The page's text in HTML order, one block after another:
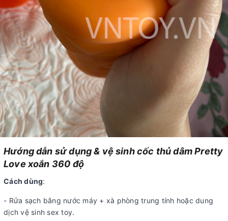
Hướng dẫn sử dụng & vệ sinh cốc thủ dâm Pretty
Love xoắn 360 độ
Cách dùng:
- Rửa sạch bằng nước máy + xà phòng trung tính hoặc dung
dịch vệ sinh sex toy.